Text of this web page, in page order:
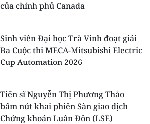
của chính phủ Canada
Sinh viên Đại học Trà Vinh đoạt giải
Ba Cuộc thi MECA-Mitsubishi Electric
Cup Automation 2026
Tiến sĩ Nguyễn Thị Phương Thảo
bấm nút khai phiên Sàn giao dịch
Chứng khoán Luân Đôn (LSE)